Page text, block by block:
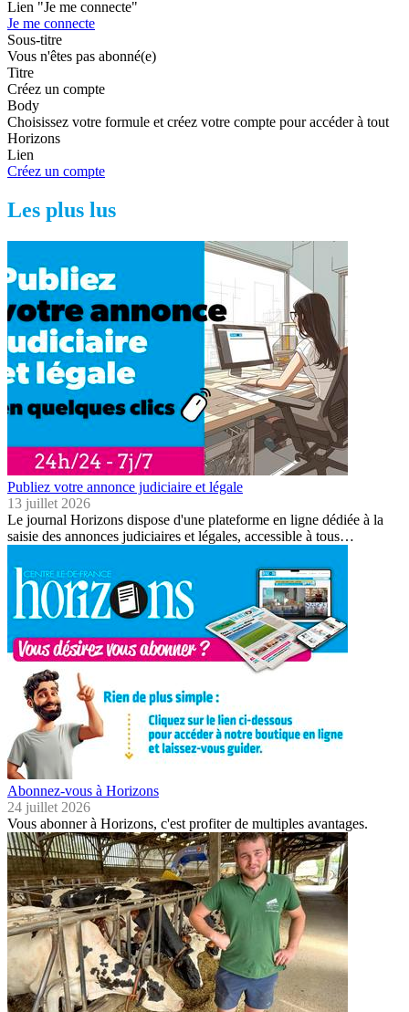
Lien "Je me connecte"
Je me connecte
Sous-titre
Vous n'êtes pas abonné(e)
Titre
Créez un compte
Body
Choisissez votre formule et créez votre compte pour accéder à tout
Horizons
Lien
Créez un compte
Les plus lus
Publiez votre annonce judiciaire et légale
13 juillet 2026
Le journal Horizons dispose d'une plateforme en ligne dédiée à la
saisie des annonces judiciaires et légales, accessible à tous…
Abonnez-vous à Horizons
24 juillet 2026
Vous abonner à Horizons, c'est profiter de multiples avantages.